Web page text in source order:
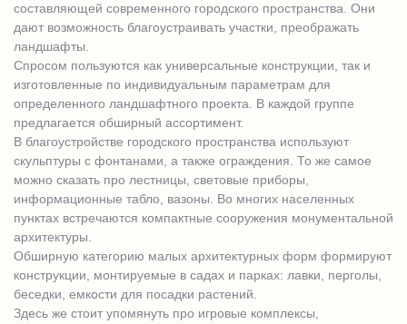
составляющей современного городского пространства. Они
дают возможность благоустраивать участки, преображать
ландшафты.
Спросом пользуются как универсальные конструкции, так и
изготовленные по индивидуальным параметрам для
определенного ландшафтного проекта. В каждой группе
предлагается обширный ассортимент.
В благоустройстве городского пространства используют
скульптуры с фонтанами, а также ограждения. То же самое
можно сказать про лестницы, световые приборы,
информационные табло, вазоны. Во многих населенных
пунктах встречаются компактные сооружения монументальной
архитектуры.
Обширную категорию малых архитектурных форм формируют
конструкции, монтируемые в садах и парках: лавки, перголы,
беседки, емкости для посадки растений.
Здесь же стоит упомянуть про игровые комплексы,